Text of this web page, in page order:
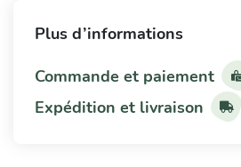
flore
Plus d’informations
Commande et paiement
Expédition et livraison